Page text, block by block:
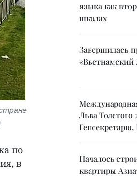
по
в
языка как
школах
Завершилась
«Вьетнамский
Льва Толстого
Началось
квартиры